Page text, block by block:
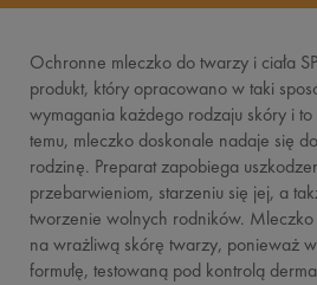
Ochronne mleczko do twarzy i ciała
produkt, który opracowano w taki
wymagania każdego rodzaju skóry i
temu, mleczko doskonale nadaje się
rodzinę. Preparat zapobiega
przebarwieniom, starzeniu się jej, a
tworzenie wolnych rodników.
na wrażliwą skórę twarzy, ponieważ
formułę, testowaną pod kontrolą